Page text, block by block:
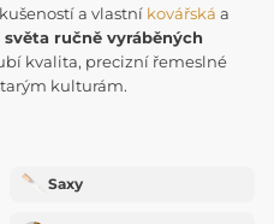
a vlastní kovářská a
ručně vyráběných
kvalita, precizní řemeslné
kulturám.
Saxy